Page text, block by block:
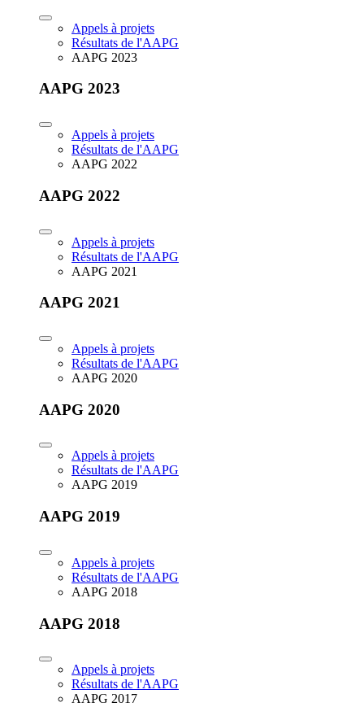
Appels à projets
Résultats de l'AAPG
AAPG 2023
AAPG 2023
Appels à projets
Résultats de l'AAPG
AAPG 2022
AAPG 2022
Appels à projets
Résultats de l'AAPG
AAPG 2021
AAPG 2021
Appels à projets
Résultats de l'AAPG
AAPG 2020
AAPG 2020
Appels à projets
Résultats de l'AAPG
AAPG 2019
AAPG 2019
Appels à projets
Résultats de l'AAPG
AAPG 2018
AAPG 2018
Appels à projets
Résultats de l'AAPG
AAPG 2017